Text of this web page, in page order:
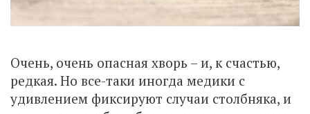
Очень, очень опасная хворь – и, к счастью,
редкая. Но все-таки иногда медики с
удивлением фиксируют случаи столбняка, и